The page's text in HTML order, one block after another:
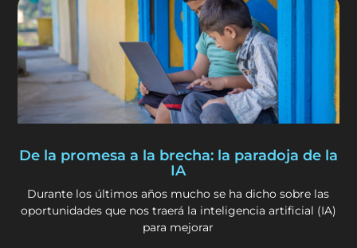
De la promesa a la brecha: la paradoja de la
IA
Durante los últimos años mucho se ha dicho sobre las
oportunidades que nos traerá la inteligencia artificial (IA)
para mejorar